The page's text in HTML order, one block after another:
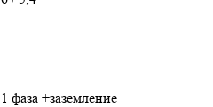
1 фаза +заземление